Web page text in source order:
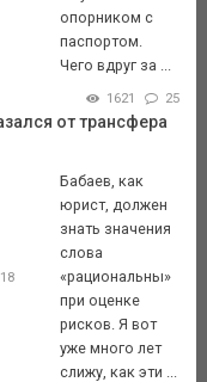
опорником с
паспортом.
Чего вдруг за ...
1621 25
от трансфера
Бабаев, как
юрист, должен
знать значения
слова
«рациональны»
при оценке
рисков. Я вот
уже много лет
слижу, как эти ...